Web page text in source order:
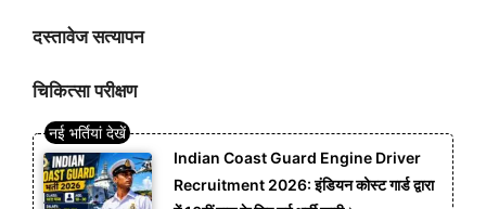
दस्तावेज सत्यापन
चिकित्सा परीक्षण
Indian Coast Guard Engine Driver
Recruitment 2026: इंडियन कोस्ट गार्ड द्वारा